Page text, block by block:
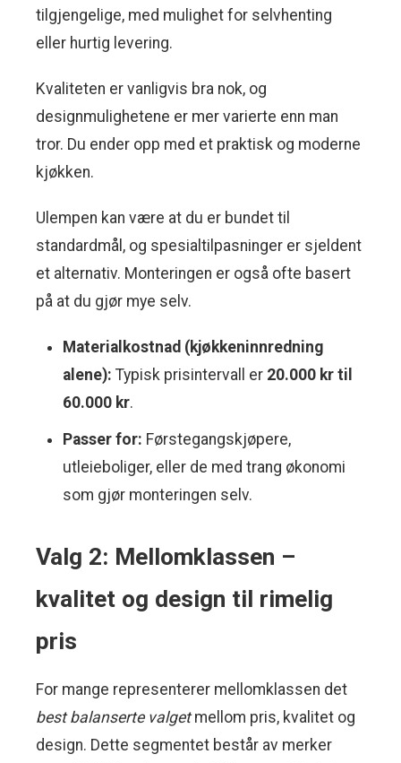
tilgjengelige, med mulighet for selvhenting
eller hurtig levering.
Kvaliteten er vanligvis bra nok, og
designmulighetene er mer varierte enn man
tror. Du ender opp med et praktisk og moderne
kjøkken.
Ulempen kan være at du er bundet til
standardmål, og spesialtilpasninger er sjeldent
et alternativ. Monteringen er også ofte basert
på at du gjør mye selv.
Materialkostnad (kjøkkeninnredning
alene): Typisk prisintervall er 20.000 kr til
60.000 kr.
Passer for: Førstegangskjøpere,
utleieboliger, eller de med trang økonomi
som gjør monteringen selv.
Valg 2: Mellomklassen –
kvalitet og design til rimelig
pris
For mange representerer mellomklassen det
best balanserte valgetmellom pris, kvalitet og
design. Dette segmentet består av merker